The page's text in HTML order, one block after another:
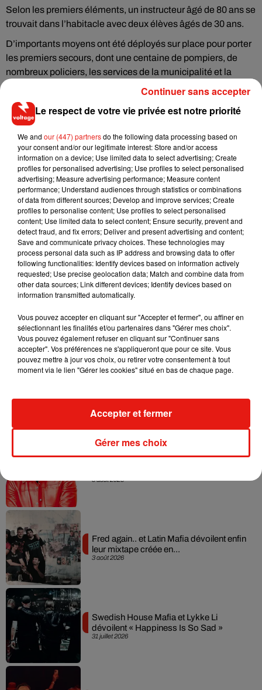
Selon les premiers éléments, un instructeur âgé de 80 ans se
trouvait dans l’habitacle avec deux élèves âgés de 30 ans.
D’importants moyens ont été déployés sur place pour porter
les premiers secours, dont une centaine de pompiers, de
nombreux policiers, les services de la municipalité et la
Protection civile. Le procureur de la République de Créteil,
Stéphane Hardouin, s’est rendu sur place en début de soirée.
Une enquête
involontaires » et « mise en danger de la vie d’autrui ». Elle a
été confiée en co-saisine à la gendarmerie des transports
aériens (GTA) et au commissariat de police du Kremlin-
Bicêtre (Val-de-Marne). Le Bureau d’enquêtes et d’analyses
pour la sécurité de l’aviation civile (BEA) a, de son côté,
ouvert une enquête de sécurité.
Musique
7 août 2026
album après sa tournée mondiale
6 août 2026
3 août 2026
Fred again.. et Latin Mafia dévoilent enfin
leur mixtape créée en...
31 juillet 2026
Swedish House Mafia et Lykke Li
dévoilent « Happiness Is So Sad »
Le respect de votre vie privée est notre priorité
We and our (447) partnersdo the following data processing based on
your consent and/or our legitimate interest: Store and/or access
information on a device; Use limited data to select advertising; Create
profiles for personalised advertising; Use profiles to select personalised
advertising; Measure advertising performance; Measure content
performance; Understand audiences through statistics or combinations
of data from different sources; Develop and improve services; Create
profiles to personalise content; Use profiles to select personalised
content; Use limited data to select content; Ensure security, prevent and
detect fraud, and fix errors; Deliver and present advertising and content;
Save and communicate privacy choices. These technologies may
process personal data such as IP address and browsing data to offer
following functionalities: Identify devices based on information actively
requested; Use precise geolocation data; Match and combine data from
other data sources; Link different devices; Identify devices based on
information transmitted automatically.
Vous pouvez accepter en cliquant sur "Accepter et fermer", ou affiner en
sélectionnant les finalités et/ou partenaires dans "Gérer mes choix".
Vous pouvez également refuser en cliquant sur "Continuer sans
accepter". Vos préférences ne s'appliqueront que pour ce site. Vous
pouvez mettre à jour vos choix, ou retirer votre consentement à tout
moment via le lien "Gérer les cookies" situé en bas de chaque page.
Gérer mes choix
Accepter et fermer
Continuer sans accepter